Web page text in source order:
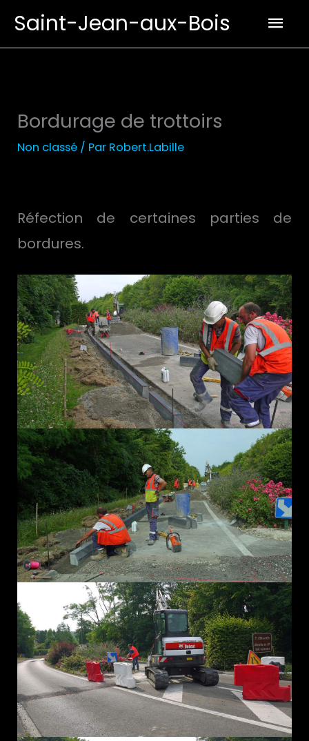
contenu
Saint-Jean-aux-Bois
Bordurage de trottoirs
Non classé / Par Robert.Labille
Réfection de certaines parties de
bordures.